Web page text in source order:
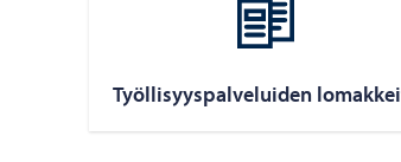
Työl­li­syys­pal­ve­lui­den